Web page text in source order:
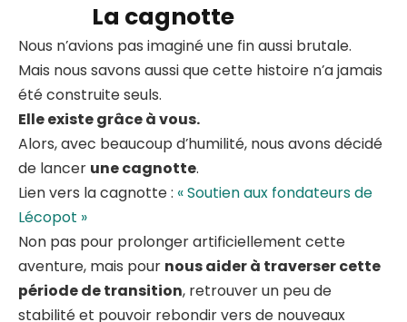
La cagnotte
Nous n’avions pas imaginé une fin aussi brutale.
Mais nous savons aussi que cette histoire n’a jamais
été construite seuls.
Elle existe grâce à vous.
Alors, avec beaucoup d’humilité, nous avons décidé
de lancer une cagnotte.
Lien vers la cagnotte : « Soutien aux fondateurs de
Lécopot »
Non pas pour prolonger artificiellement cette
aventure, mais pour nous aider à traverser cette
période de transition, retrouver un peu de
stabilité et pouvoir rebondir vers de nouveaux